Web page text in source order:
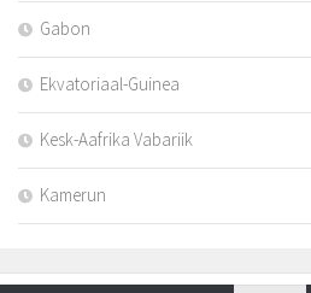
Gabon
Ekvatoriaal-Guinea
Kesk-Aafrika Vabariik
Kamerun